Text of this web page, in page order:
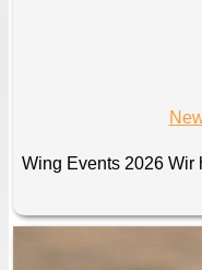
Wing Events 2026 Wir